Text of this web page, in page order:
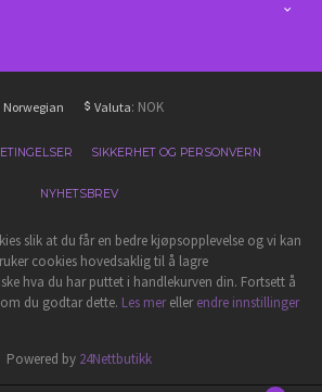
Norwegian Valuta: NOK
SIKKERHET OG PERSONVERN
NYHETSBREV
slik at du får en bedre kjøpsopplevelse og vi kan
cookies hovedsaklig til å lagre
hva du har puttet i handlekurven din. Fortsett å
du godtar dette. Les merellerendre innstillinger
Powered by 24Nettbutikk